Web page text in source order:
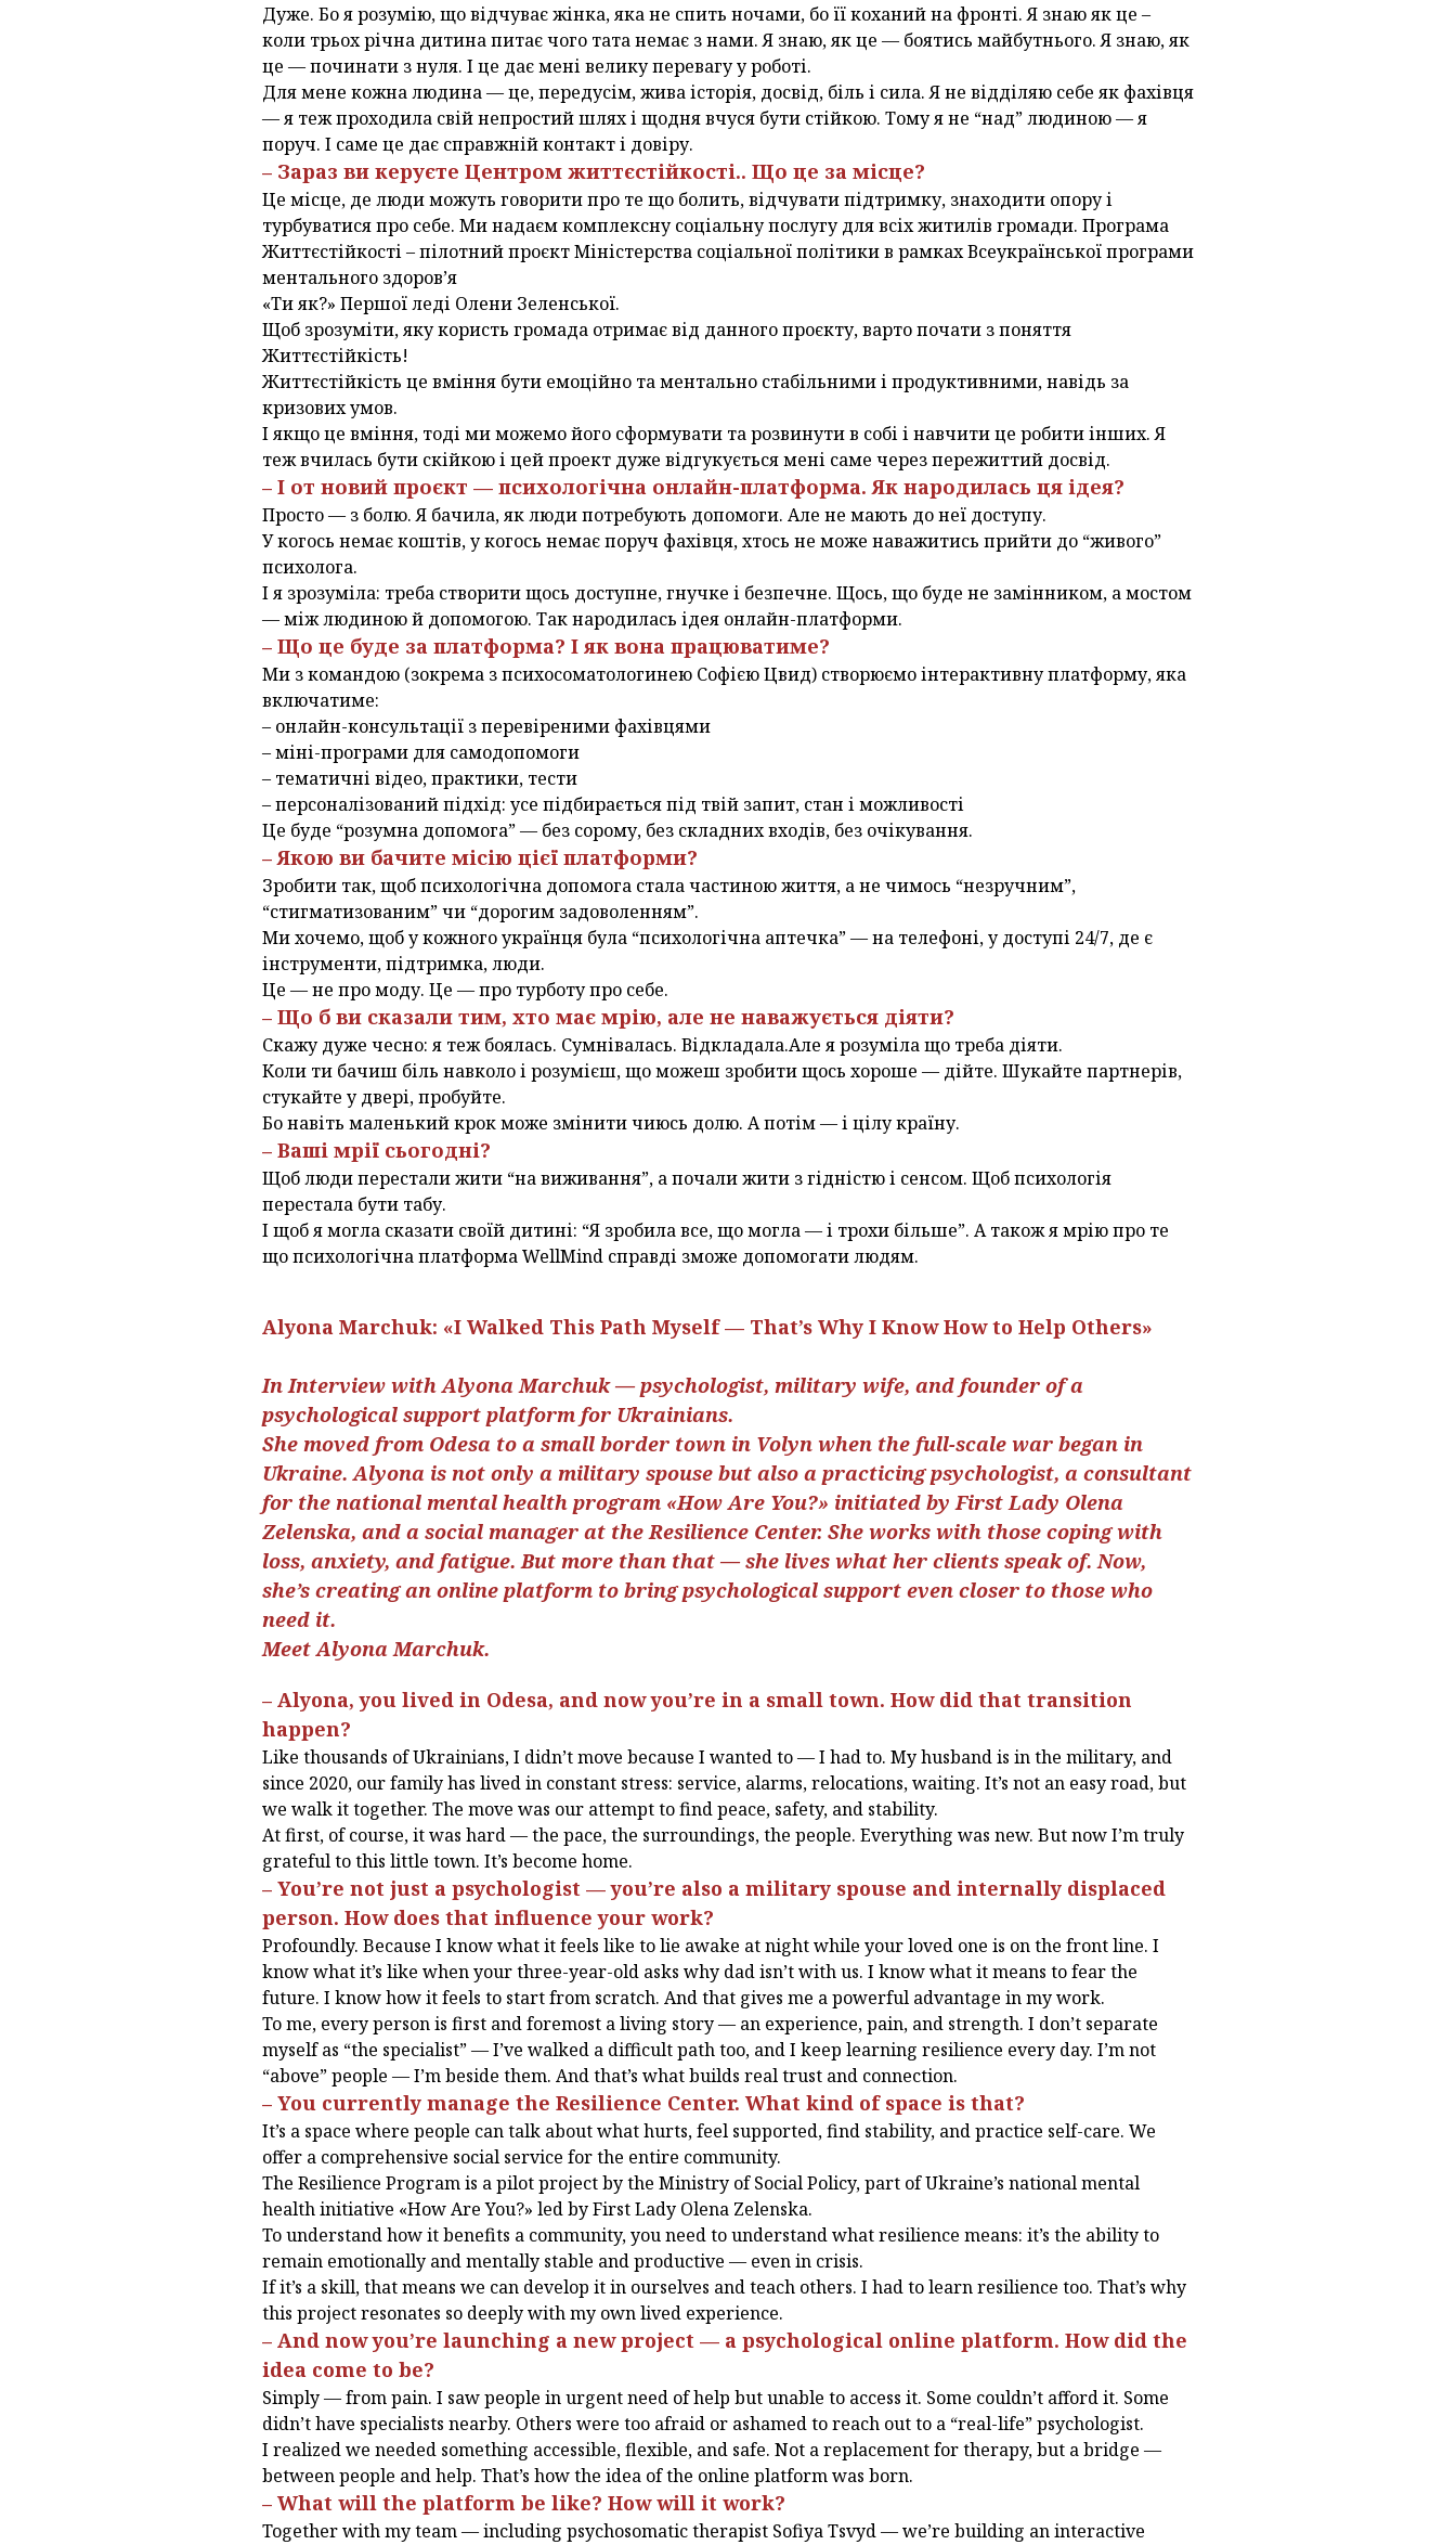
Дуже. Бо я розумію, що відчуває жінка, яка не спить ночами, бо її коханий на фронті. Я знаю як це –
коли трьох річна дитина питає чого тата немає з нами. Я знаю, як це — боятись майбутнього. Я знаю, як
це — починати з нуля. І це дає мені велику перевагу у роботі.
Для мене кожна людина — це, передусім, жива історія, досвід, біль і сила. Я не відділяю себе як фахівця
— я теж проходила свій непростий шлях і щодня вчуся бути стійкою. Тому я не “над” людиною — я
поруч. І саме це дає справжній контакт і довіру.
– Зараз ви керуєте Центром життєстійкості.. Що це за місце?
Це місце, де люди можуть говорити про те що болить, відчувати підтримку, знаходити опору і
турбуватися про себе. Ми надаєм комплексну соціальну послугу для всіх житилів громади. Програма
Життєстійкості – пілотний проєкт Міністерства соціальної політики в рамках Всеукраїнської програми
ментального здоров’я
«Ти як?» Першої леді Олени Зеленської.
Щоб зрозуміти, яку користь громада отримає від данного проєкту, варто почати з поняття
Життєстійкість!
Життєстійкість це вміння бути емоційно та ментально стабільними і продуктивними, навідь за
кризових умов.
І якщо це вміння, тоді ми можемо його сформувати та розвинути в собі і навчити це робити інших. Я
теж вчилась бути скійкою і цей проект дуже відгукується мені саме через пережиттий досвід.
– І от новий проєкт — психологічна онлайн-платформа. Як народилась ця ідея?
Просто — з болю. Я бачила, як люди потребують допомоги. Але не мають до неї доступу.
У когось немає коштів, у когось немає поруч фахівця, хтось не може наважитись прийти до “живого”
психолога.
І я зрозуміла: треба створити щось доступне, гнучке і безпечне. Щось, що буде не замінником, а мостом
— між людиною й допомогою. Так народилась ідея онлайн-платформи.
– Що це буде за платформа? І як вона працюватиме?
Ми з командою (зокрема з психосоматологинею Софією Цвид) створюємо інтерактивну платформу, яка
включатиме:
– онлайн-консультації з перевіреними фахівцями
– міні-програми для самодопомоги
– тематичні відео, практики, тести
– персоналізований підхід: усе підбирається під твій запит, стан і можливості
Це буде “розумна допомога” — без сорому, без складних входів, без очікування.
– Якою ви бачите місію цієї платформи?
Зробити так, щоб психологічна допомога стала частиною життя, а не чимось “незручним”,
“стигматизованим” чи “дорогим задоволенням”.
Ми хочемо, щоб у кожного українця була “психологічна аптечка” — на телефоні, у доступі 24/7, де є
інструменти, підтримка, люди.
Це — не про моду. Це — про турботу про себе.
– Що б ви сказали тим, хто має мрію, але не наважується діяти?
Скажу дуже чесно: я теж боялась. Сумнівалась. Відкладала.Але я розуміла що треба діяти.
Коли ти бачиш біль навколо і розумієш, що можеш зробити щось хороше — дійте. Шукайте партнерів,
стукайте у двері, пробуйте.
Бо навіть маленький крок може змінити чиюсь долю. А потім — і цілу країну.
– Ваші мрії сьогодні?
Щоб люди перестали жити “на виживання”, а почали жити з гідністю і сенсом. Щоб психологія
перестала бути табу.
І щоб я могла сказати своїй дитині: “Я зробила все, що могла — і трохи більше”. А також я мрію про те
що психологічна платформа WellMind справді зможе допомогати людям.
Alyona Marchuk: «I Walked This Path Myself — That’s Why I Know How to Help Others»
Іn Interview with Alyona Marchuk — psychologist, military wife, and founder of a
psychological support platform for Ukrainians.
She moved from Odesa to a small border town in Volyn when the full-scale war began in
Ukraine. Alyona is not only a military spouse but also a practicing psychologist, a consultant
for the national mental health program «How Are You?» initiated by First Lady Olena
Zelenska, and a social manager at the Resilience Center. She works with those coping with
loss, anxiety, and fatigue. But more than that — she lives what her clients speak of. Now,
she’s creating an online platform to bring psychological support even closer to those who
need it.
Meet Alyona Marchuk.
– Alyona, you lived in Odesa, and now you’re in a small town. How did that transition
happen?
Like thousands of Ukrainians, I didn’t move because I wanted to — I had to. My husband is in the military, and
since 2020, our family has lived in constant stress: service, alarms, relocations, waiting. It’s not an easy road, but
we walk it together. The move was our attempt to find peace, safety, and stability.
At first, of course, it was hard — the pace, the surroundings, the people. Everything was new. But now I’m truly
grateful to this little town. It’s become home.
– You’re not just a psychologist — you’re also a military spouse and internally displaced
person. How does that influence your work?
Profoundly. Because I know what it feels like to lie awake at night while your loved one is on the front line. I
know what it’s like when your three-year-old asks why dad isn’t with us. I know what it means to fear the
future. I know how it feels to start from scratch. And that gives me a powerful advantage in my work.
To me, every person is first and foremost a living story — an experience, pain, and strength. I don’t separate
myself as “the specialist” — I’ve walked a difficult path too, and I keep learning resilience every day. I’m not
“above” people — I’m beside them. And that’s what builds real trust and connection.
– You currently manage the Resilience Center. What kind of space is that?
It’s a space where people can talk about what hurts, feel supported, find stability, and practice self-care. We
offer a comprehensive social service for the entire community.
The Resilience Program is a pilot project by the Ministry of Social Policy, part of Ukraine’s national mental
health initiative «How Are You?» led by First Lady Olena Zelenska.
To understand how it benefits a community, you need to understand what resilience means: it’s the ability to
remain emotionally and mentally stable and productive — even in crisis.
If it’s a skill, that means we can develop it in ourselves and teach others. I had to learn resilience too. That’s why
this project resonates so deeply with my own lived experience.
– And now you’re launching a new project — a psychological online platform. How did the
idea come to be?
Simply — from pain. I saw people in urgent need of help but unable to access it. Some couldn’t afford it. Some
didn’t have specialists nearby. Others were too afraid or ashamed to reach out to a “real-life” psychologist.
I realized we needed something accessible, flexible, and safe. Not a replacement for therapy, but a bridge —
between people and help. That’s how the idea of the online platform was born.
– What will the platform be like? How will it work?
Together with my team — including psychosomatic therapist Sofiya Tsvyd — we’re building an interactive